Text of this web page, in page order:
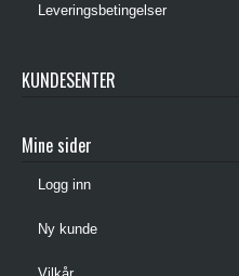
Leveringsbetingelser
KUNDESENTER
Mine sider
Logg inn
Ny kunde